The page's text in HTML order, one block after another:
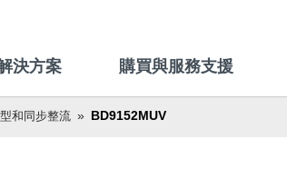
決方案 購買與服務支援
和同步整流 BD9152MUV